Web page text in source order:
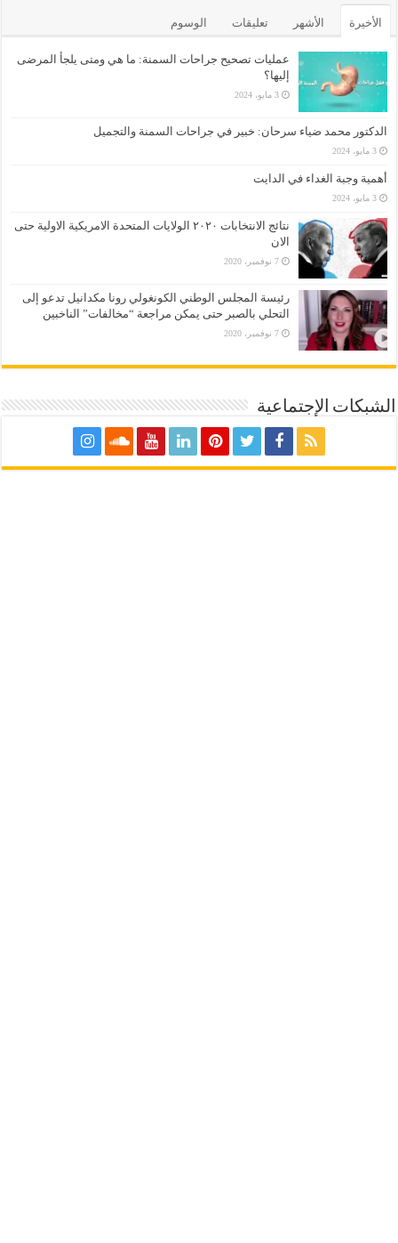
الأخيرة الأشهر تعليقات الوسوم
عمليات تصحيح جراحات السمنة: ما هي ومتى يلجأ المرضى
إليها؟
3 مايو، 2024
الدكتور محمد ضياء سرحان: خبير في جراحات السمنة والتجميل
3 مايو، 2024
أهمية وجبة الغداء في الدايت
3 مايو، 2024
نتائج الانتخابات ٢٠٢٠ الولايات المتحدة الامريكية الاولية حتى
الان
7 نوفمبر، 2020
رئيسة المجلس الوطني الكونغولي رونا مكدانيل تدعو إلى
التحلي بالصبر حتى يمكن مراجعة “مخالفات” الناخبين
7 نوفمبر، 2020
الشبكات الإجتماعية